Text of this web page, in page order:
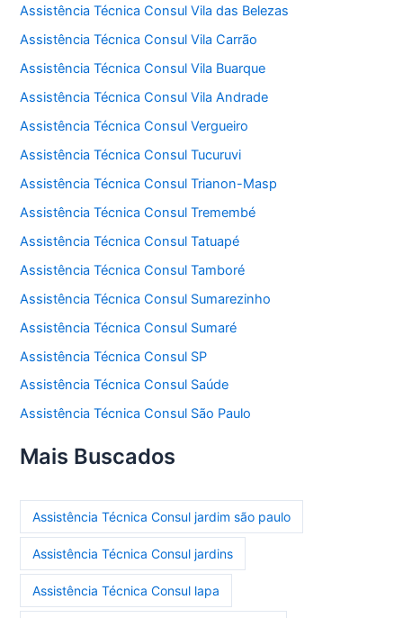
Assistência Técnica Consul Vila das Belezas
Assistência Técnica Consul Vila Carrão
Assistência Técnica Consul Vila Buarque
Assistência Técnica Consul Vila Andrade
Assistência Técnica Consul Vergueiro
Assistência Técnica Consul Tucuruvi
Assistência Técnica Consul Trianon-Masp
Assistência Técnica Consul Tremembé
Assistência Técnica Consul Tatuapé
Assistência Técnica Consul Tamboré
Assistência Técnica Consul Sumarezinho
Assistência Técnica Consul Sumaré
Assistência Técnica Consul SP
Assistência Técnica Consul Saúde
Assistência Técnica Consul São Paulo
Mais Buscados
Assistência Técnica Consul jardim são paulo
Assistência Técnica Consul jardins
Assistência Técnica Consul lapa